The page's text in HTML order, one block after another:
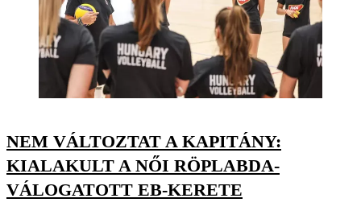
NEM VÁLTOZTAT A KAPITÁNY:
KIALAKULT A NŐI RÖPLABDA-
VÁLOGATOTT EB-KERETE